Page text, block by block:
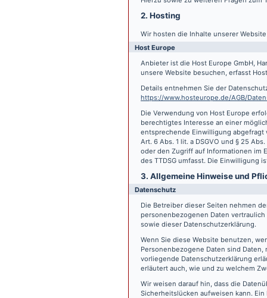
2. Hosting
Wir hosten die Inhalte unserer
Host Europe
Anbieter ist die Host Europe GmbH,
unsere Website besuchen, erfasst
Details entnehmen Sie der
https://www.hosteurope.de/AGB/
Die Verwendung von Host Europe
berechtigtes Interesse an einer
entsprechende Einwilligung abgefragt
Art. 6 Abs. 1 lit. a DSGVO und § 25
oder den Zugriff auf Informationen im
des TTDSG umfasst. Die Einwilligung
3. Allgemeine Hinweise und
Datenschutz
Die Betreiber dieser Seiten nehmen
personenbezogenen Daten
sowie dieser Datenschutzerklärung.
Wenn Sie diese Website benutzen,
Personenbezogene Daten sind
vorliegende Datenschutzerklärung
erläutert auch, wie und zu welchem
Wir weisen darauf hin, dass die
Sicherheitslücken aufweisen kann.